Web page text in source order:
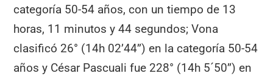
categoría 50-54 años, con un tiempo de 13
horas, 11 minutos y 44 segundos; Vona
clasificó 26° (14h 02’44’’) en la categoría 50-54
años y César Pascuali fue 228° (14h 5´50’’) en